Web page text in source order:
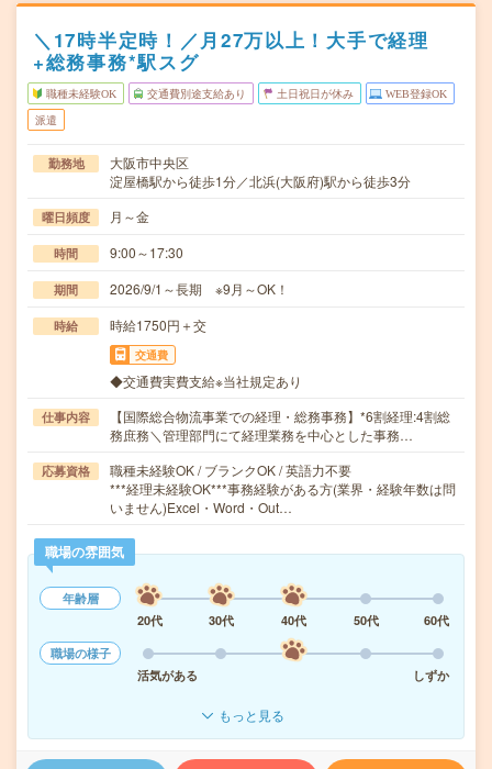
＼17時半定時！／月27万以上！大手で経理
+総務事務*駅スグ
職種未経験OK 交通費別途支給あり 土日祝日が休み WEB登録OK
派遣
勤務地
大阪市中央区
淀屋橋駅から徒歩1分／北浜(大阪府)駅から徒歩3分
曜日頻度 月～金
時間 9:00～17:30
期間 2026/9/1～長期 ※9月～OK！
時給 時給1750円＋交
交通費
◆交通費実費支給※当社規定あり
仕事内容
【国際総合物流事業での経理・総務事務】*6割経理:4割総
務庶務＼管理部門にて経理業務を中心とした事務…
応募資格
職種未経験OK / ブランクOK / 英語力不要
***経理未経験OK***事務経験がある方(業界・経験年数は問
いません)Excel・Word・Out…
職場の雰囲気
年齢層
20代
30代 40代 50代
60代
職場の様子
活気がある
しずか
もっと見る